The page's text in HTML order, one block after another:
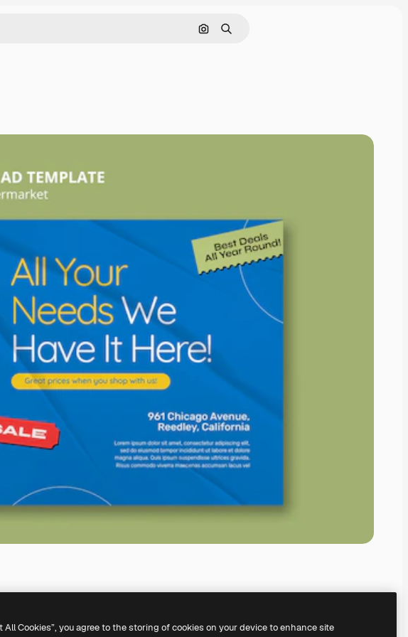
Pesquisar por imagem
Buscar
All Cookies”, you agree to the storing of cookies on your device to enhance site